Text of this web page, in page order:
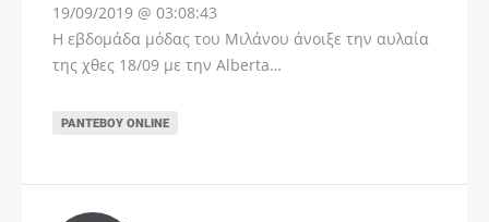
19/09/2019 @ 03:08:43
Η εβδομάδα μόδας του Μιλάνου άνοιξε την αυλαία
της χθες 18/09 με την Alberta…
ΡΑΝΤΕΒΟΎ ONLINE